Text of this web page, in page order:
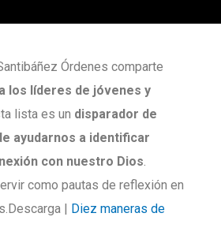
Órdenes comparte
los líderes de jóvenes y
lista es un disparador de
ayudarnos a identificar
con nuestro Dios.
como pautas de reflexión en
| Diez maneras de